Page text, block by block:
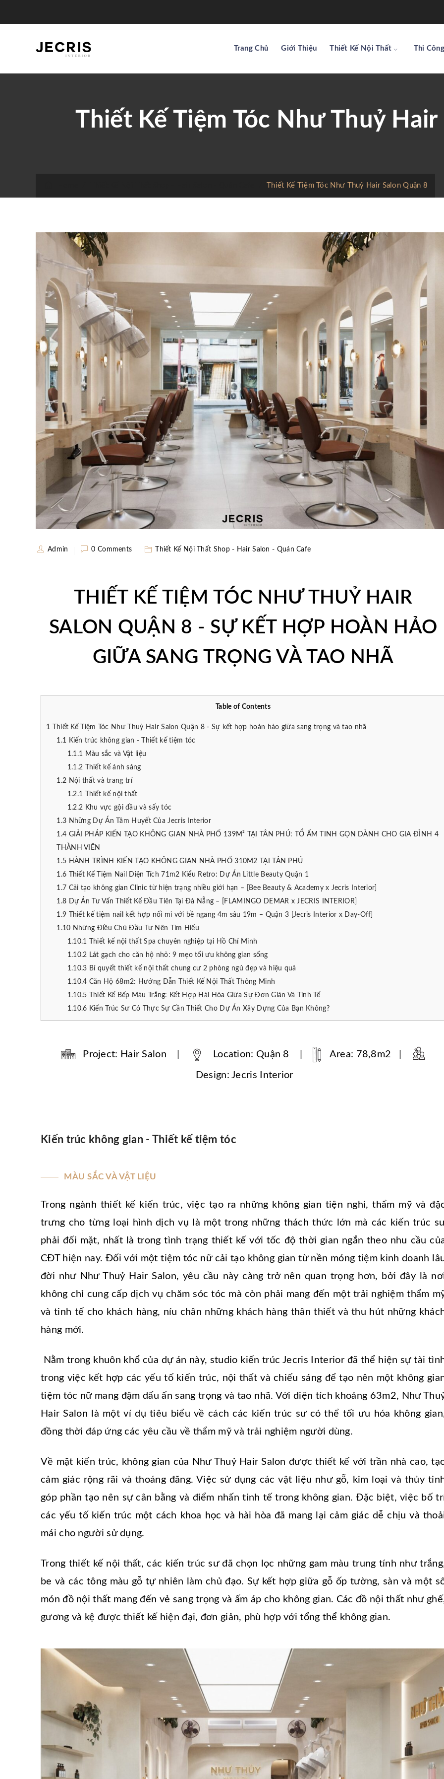
Trang Chủ Giới Thiệu Thiết Kế Nội Thất Thi
Thiết Kế Tiệm Tóc Như Thuỷ Hair
Thiết Kế Tiệm Tóc Như Thuỷ Hair Salon Quận 8
Admin 0 Comments Thiết Kế Nội Thất Shop - Hair Salon - Quán Cafe
THIẾT KẾ TIỆM TÓC NHƯ THUỶ HAIR
SALON QUẬN 8 - SỰ KẾT HỢP HOÀN HẢO
GIỮA SANG TRỌNG VÀ TAO NHÃ
Table of Contents
1 Thiết Kế Tiệm Tóc Như Thuỷ Hair Salon Quận 8 - Sự kết hợp hoàn hảo giữa sang trọng và tao nhã
1.1 Kiến trúc không gian - Thiết kế tiệm tóc
1.1.1 Màu sắc và Vật liệu
1.1.2 Thiết kế ánh sáng
1.2 Nội thất và trang trí
1.2.1 Thiết kế nội thất
1.2.2 Khu vực gội đầu và sấy tóc
1.3 Những Dự Án Tâm Huyết Của Jecris Interior
1.4 GIẢI PHÁP KIẾN TẠO KHÔNG GIAN NHÀ PHỐ 139M² TẠI TÂN PHÚ: TỔ ẤM TINH GỌN DÀNH CHO GIA ĐÌNH 4
THÀNH VIÊN
1.5 HÀNH TRÌNH KIẾN TẠO KHÔNG GIAN NHÀ PHỐ 310M2 TẠI TÂN PHÚ
1.6 Thiết Kế Tiệm Nail Diện Tích 71m2 Kiểu Retro: Dự Án Little Beauty Quận 1
1.7 Cải tạo không gian Clinic từ hiện trạng nhiều giới hạn – [Bee Beauty & Academy x Jecris Interior]
1.8 Dự Án Tư Vấn Thiết Kế Đầu Tiên Tại Đà Nẵng – [FLAMINGO DEMAR x JECRIS INTERIOR]
1.9 Thiết kế tiệm nail kết hợp nối mi với bề ngang 4m sâu 19m – Quận 3 [Jecris Interior x Day-Off]
1.10 Những Điều Chủ Đầu Tư Nên Tìm Hiểu
1.10.1 Thiết kế nội thất Spa chuyên nghiệp tại Hồ Chí Minh
1.10.2 Lát gạch cho căn hộ nhỏ: 9 mẹo tối ưu không gian sống
1.10.3 Bí quyết thiết kế nội thất chung cư 2 phòng ngủ đẹp và hiệu quả
1.10.4 Căn Hộ 68m2: Hướng Dẫn Thiết Kế Nội Thất Thông Minh
1.10.5 Thiết Kế Bếp Màu Trắng: Kết Hợp Hài Hòa Giữa Sự Đơn Giản Và Tinh Tế
1.10.6 Kiến Trúc Sư Có Thực Sự Cần Thiết Cho Dự Án Xây Dựng Của Bạn Không?
Project: Hair Salon | Location: Quận 8 | Area: 78,8m2 |
Design: Jecris Interior
Kiến trúc không gian - Thiết kế tiệm tóc
MÀU SẮC VÀ VẬT LIỆU
Trong ngành thiết kế kiến trúc, việc tạo ra những không gian tiện nghi, thẩm mỹ và
trưng cho từng loại hình dịch vụ là một trong những thách thức lớn mà các kiến trúc
phải đối mặt, nhất là trong tình trạng thiết kế với tốc độ thời gian ngắn theo nhu cầu
CĐT hiện nay. Đối với một tiệm tóc nữ cải tạo không gian từ nền móng tiệm kinh doanh
đời như Như Thuỷ Hair Salon, yêu cầu này càng trở nên quan trọng hơn, bởi đây là
không chỉ cung cấp dịch vụ chăm sóc tóc mà còn phải mang đến một trải nghiệm thẩm
và tinh tế cho khách hàng, níu chân những khách hàng thân thiết và thu hút những
hàng mới.
Nằm trong khuôn khổ của dự án này, studio kiến trúc Jecris Interior đã thể hiện sự tài
trong việc kết hợp các yếu tố kiến trúc, nội thất và chiếu sáng để tạo nên một không
tiệm tóc nữ mang đậm dấu ấn sang trọng và tao nhã. Với diện tích khoảng 63m2, Như
Hair Salon là một ví dụ tiêu biểu về cách các kiến trúc sư có thể tối ưu hóa không
đồng thời đáp ứng các yêu cầu về thẩm mỹ và trải nghiệm người dùng.
Về mặt kiến trúc, không gian của Như Thuỷ Hair Salon được thiết kế với trần nhà cao,
cảm giác rộng rãi và thoáng đãng. Việc sử dụng các vật liệu như gỗ, kim loại và thủy
góp phần tạo nên sự cân bằng và điểm nhấn tinh tế trong không gian. Đặc biệt, việc bố
các yếu tố kiến trúc một cách khoa học và hài hòa đã mang lại cảm giác dễ chịu và
mái cho người sử dụng.
Trong thiết kế nội thất, các kiến trúc sư đã chọn lọc những gam màu trung tính như
be và các tông màu gỗ tự nhiên làm chủ đạo. Sự kết hợp giữa gỗ ốp tường, sàn và một
món đồ nội thất mang đến vẻ sang trọng và ấm áp cho không gian. Các đồ nội thất như
gương và kệ được thiết kế hiện đại, đơn giản, phù hợp với tổng thể không gian.